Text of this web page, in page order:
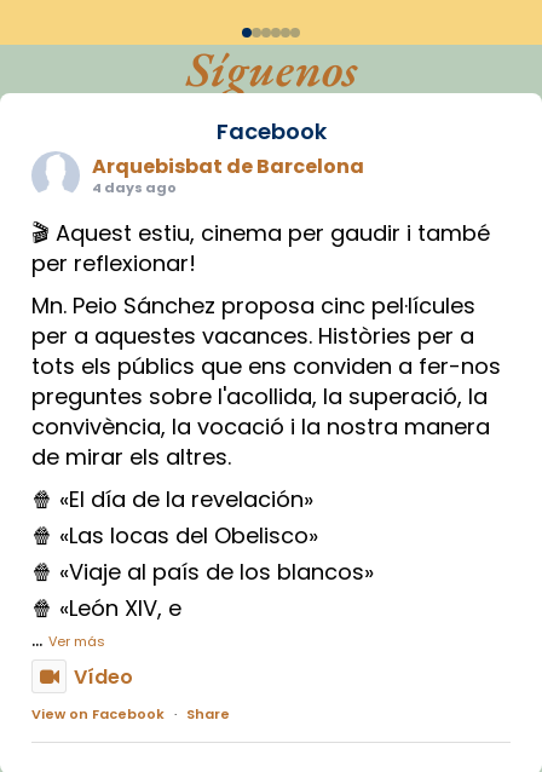
Síguenos
Facebook
Arquebisbat de Barcelona
4 days ago
🎬 Aquest estiu, cinema per gaudir i també
per reflexionar!
Mn. Peio Sánchez proposa cinc pel·lícules
per a aquestes vacances. Històries per a
tots els públics que ens conviden a fer-nos
preguntes sobre l'acollida, la superació, la
convivència, la vocació i la nostra manera
de mirar els altres.
🍿 «El día de la revelación»
🍿 «Las locas del Obelisco»
🍿 «Viaje al país de los blancos»
🍿 «León XIV, e
... Ver más
Vídeo
View on Facebook · Share